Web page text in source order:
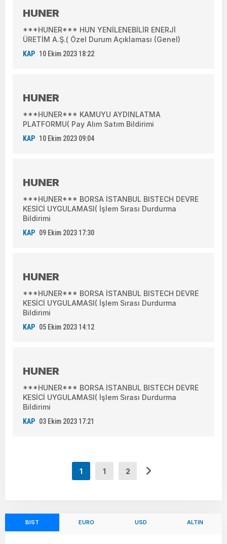
HUNER
***HUNER*** HUN YENİLENEBİLİR ENERJİ
ÜRETİM A.Ş.( Özel Durum Açıklaması (Genel)
KAP 10 Ekim 2023 18:22
HUNER
***HUNER*** KAMUYU AYDINLATMA
PLATFORMU( Pay Alım Satım Bildirimi
KAP 10 Ekim 2023 09:04
HUNER
***HUNER*** BORSA İSTANBUL BISTECH DEVRE
KESİCİ UYGULAMASI( İşlem Sırası Durdurma
Bildirimi
KAP 09 Ekim 2023 17:30
HUNER
***HUNER*** BORSA İSTANBUL BISTECH DEVRE
KESİCİ UYGULAMASI( İşlem Sırası Durdurma
Bildirimi
KAP 05 Ekim 2023 14:12
HUNER
***HUNER*** BORSA İSTANBUL BISTECH DEVRE
KESİCİ UYGULAMASI( İşlem Sırası Durdurma
Bildirimi
KAP 03 Ekim 2023 17:21
1 1 2
BIST EURO USD ALTIN